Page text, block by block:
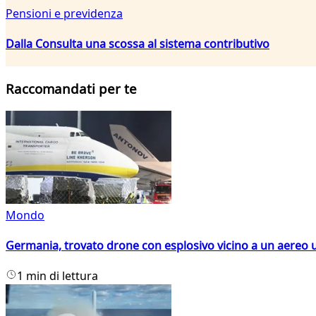
Pensioni e previdenza
Dalla Consulta una scossa al sistema contributivo
Raccomandati per te
Mondo
Germania, trovato drone con esplosivo vicino a un aereo
1 min di lettura